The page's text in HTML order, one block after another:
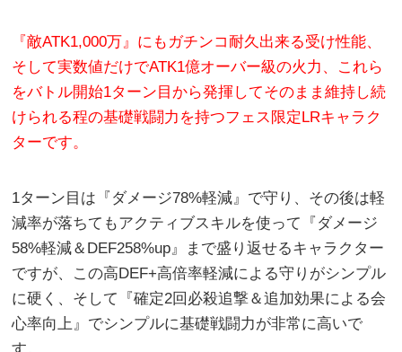
『敵ATK1,000万』にもガチンコ耐久出来る受け性能、
そして実数値だけでATK1億オーバー級の火力、これら
をバトル開始1ターン目から発揮してそのまま維持し続
けられる程の基礎戦闘力を持つフェス限定LRキャラク
ターです。
1ターン目は『ダメージ78%軽減』で守り、その後は軽
減率が落ちてもアクティブスキルを使って『ダメージ
58%軽減＆DEF258%up』まで盛り返せるキャラクター
ですが、この高DEF+高倍率軽減による守りがシンプル
に硬く、そして『確定2回必殺追撃＆追加効果による会
心率向上』でシンプルに基礎戦闘力が非常に高いで